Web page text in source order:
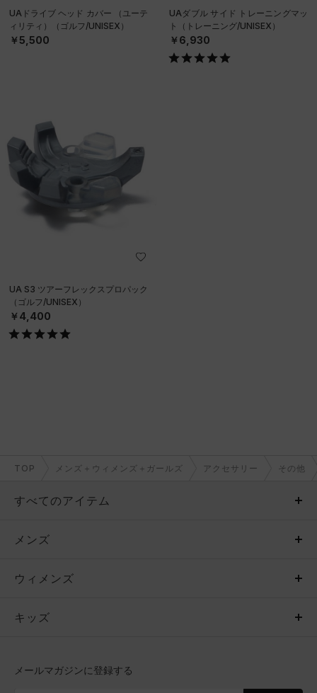
UAドライブ ヘッド カバー （ユーテ
ィリティ）（ゴルフ/UNISEX）
￥5,500
UAダブル サイド トレーニングマッ
ト（トレーニング/UNISEX）
￥6,930
UA S3 ツアーフレックスプロパック
（ゴルフ/UNISEX）
￥4,400
TOP メンズ＋ウィメンズ＋ガールズ アクセサリー その他
すべてのアイテム
メンズ
ウィメンズ
キッズ
メンズ
トップス
ボトムス
ウィメンズ
トップス
キッズ
メールマガジンに登録する